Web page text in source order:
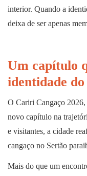
interior. Quando a
deixa de ser apenas
Um capítulo
identidade
O Cariri Cangaço
novo capítulo na
e visitantes, a cidade
cangaço no Sertão
Mais do que um